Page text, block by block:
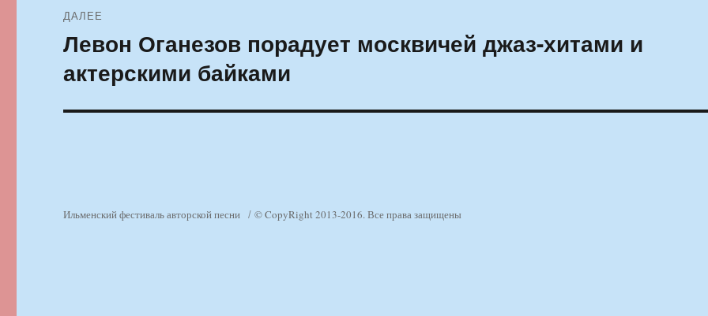
ДАЛЕЕ
Следующая
Левон Оганезов порадует москвичей джаз-хитами и
актерскими байками
Ильменский фестиваль авторской песни © CopyRight 2013-2016. Все права защищены